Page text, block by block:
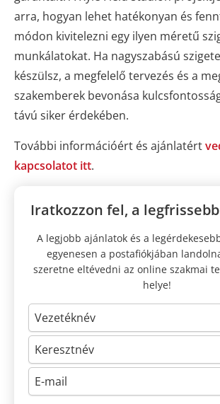
arra, hogyan lehet hatékonyan és
módon kivitelezni egy ilyen méretű
munkálatokat. Ha nagyszabású
készülsz, a megfelelő tervezés és a
szakemberek bevonása
távú siker érdekében.
További információért és ajánlatért
kapcsolatot itt.
Iratkozzon fel, a
A legjobb ajánlatok és a
egyenesen a postafiókjában
szeretne eltévedni az online szakmai
helye!